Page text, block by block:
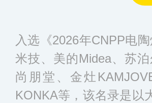
入选《2026年CNPP电
米技、美的Midea、苏
尚朋堂、金灶
KONKA等，该名录是以